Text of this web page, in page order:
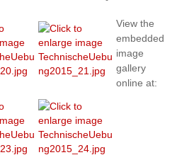
View the
embedded
image
gallery
online at: